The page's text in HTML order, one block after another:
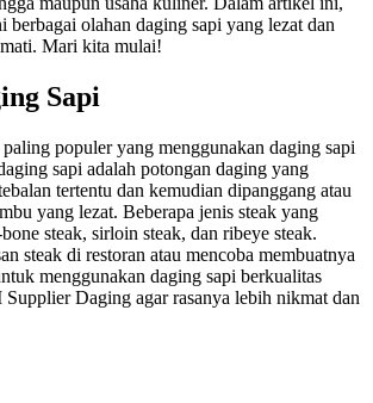
berbagai olahan daging sapi yang lezat dan
Mari kita mulai!
Sapi
paling populer yang menggunakan daging sapi
sapi adalah potongan daging yang
tertentu dan kemudian dipanggang atau
yang lezat. Beberapa jenis steak yang
steak, sirloin steak, dan ribeye steak.
steak di restoran atau mencoba membuatnya
menggunakan daging sapi berkualitas
Daging agar rasanya lebih nikmat dan